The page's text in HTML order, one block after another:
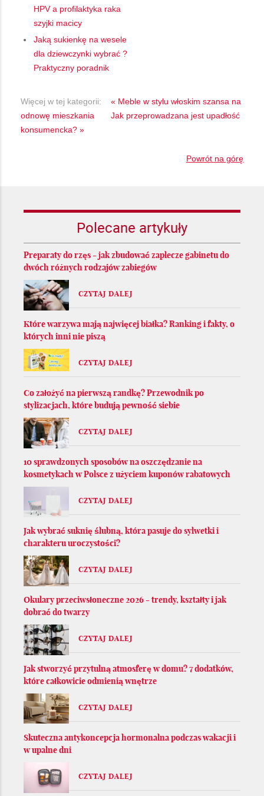
HPV a profilaktyka raka
szyjki macicy
Jaką sukienkę na wesele
dla dziewczynki wybrać ?
Praktyczny poradnik
Więcej w tej kategorii:
« Meble w stylu włoskim szansa na
odnowę mieszkania
Jak przeprowadzana jest upadłość
konsumencka? »
Powrót na górę
Polecane artykuły
Preparaty do rzęs - jak zbudować zaplecze gabinetu do
dwóch różnych rodzajów zabiegów
CZYTAJ DALEJ
Które warzywa mają najwięcej białka? Ranking i fakty, o
których inni nie piszą
CZYTAJ DALEJ
Co założyć na pierwszą randkę? Przewodnik po
stylizacjach, które budują pewność siebie
CZYTAJ DALEJ
10 sprawdzonych sposobów na oszczędzanie na
kosmetykach w Polsce z użyciem kuponów rabatowych
CZYTAJ DALEJ
Jak wybrać suknię ślubną, która pasuje do sylwetki i
charakteru uroczystości?
CZYTAJ DALEJ
Okulary przeciwsłoneczne 2026 - trendy, kształty i jak
dobrać do twarzy
CZYTAJ DALEJ
Jak stworzyć przytulną atmosferę w domu? 7 dodatków,
które całkowicie odmienią wnętrze
CZYTAJ DALEJ
Skuteczna antykoncepcja hormonalna podczas wakacji i
w upalne dni
CZYTAJ DALEJ